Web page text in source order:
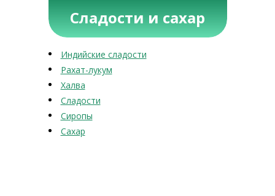
Сладости и сахар
Индийские сладости
Рахат-лукум
Халва
Сладости
Сиропы
Сахар